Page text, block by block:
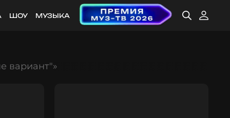
ШОУ МУЗЫКА
вариант"»